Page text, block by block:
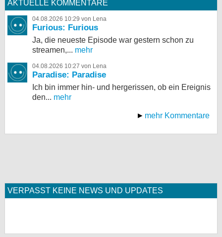
AKTUELLE KOMMENTARE
04.08.2026 10:29 von Lena
Furious: Furious
Ja, die neueste Episode war gestern schon zu
streamen,... mehr
04.08.2026 10:27 von Lena
Paradise: Paradise
Ich bin immer hin- und hergerissen, ob ein Ereignis
den... mehr
mehr Kommentare
VERPASST KEINE NEWS UND UPDATES